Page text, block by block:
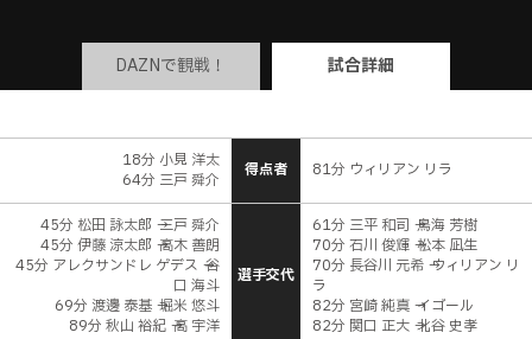
DAZNで観戦！ 試合詳細
18分 小見 洋太
64分 三戸 舜介
得点者 81分 ウィリアン リラ
45分 松田 詠太郎 → 三戸 舜介
45分 伊藤 涼太郎 → 高木 善朗
45分 アレクサンドレ ゲデス → 谷
口 海斗
69分 渡邊 泰基 → 堀米 悠斗
89分 秋山 裕紀 → 高 宇洋
選手交代
61分 三平 和司 → 鳥海 芳樹
70分 石川 俊輝 → 松本 凪生
70分 長谷川 元希 → ウィリアン リ
ラ
82分 宮崎 純真 → イゴール
82分 関口 正大 → 北谷 史孝